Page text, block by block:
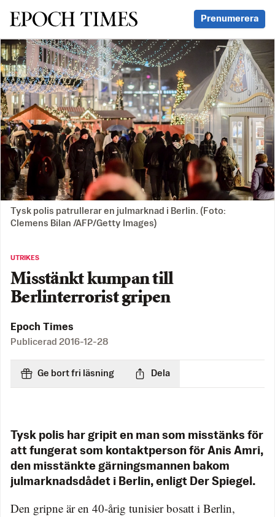
Svenska Epoch Times Prenumerera
Tysk polis patrullerar en julmarknad i Berlin. (Foto:
Clemens Bilan /AFP/Getty Images)
UTRIKES
Misstänkt kumpan till
Berlinterrorist gripen
Epoch Times
Publicerad 2016-12-28
Ge bort fri läsning Dela
Tysk polis har gripit en man som misstänks för
att fungerat som kontaktperson för Anis Amri,
den misstänkte gärningsmannen bakom
julmarknadsdådet i Berlin, enligt Der Spiegel.
Den gripne är en 40-årig tunisier bosatt i Berlin,